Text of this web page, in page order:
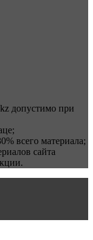
допустимо при
всего материала;
сайта